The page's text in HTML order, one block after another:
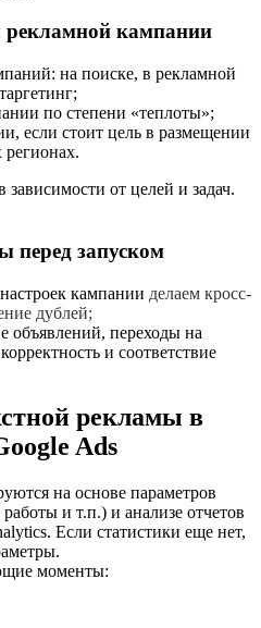
рекламной кампании
на поиске, в рекламной
по степени «теплоты»;
если стоит цель в размещении
от целей и задач.
перед запуском
кампании делаем кросс-
дублей;
объявлений, переходы на
и соответствие
рекламы в
Ads
на основе параметров
и т.п.) и анализе отчетов
Если статистики еще нет,
моменты: